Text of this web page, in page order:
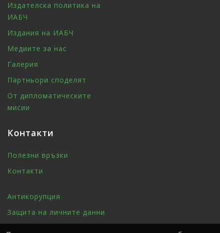
Издателска политика на
ИАБЧ
Издания на ИАБЧ
Медиите за нас
Галерия
Партньори споделят
От дипломатическите
мисии
Контакти
Полезни връзки
Контакти
Антикорупция
Защита на личните данни